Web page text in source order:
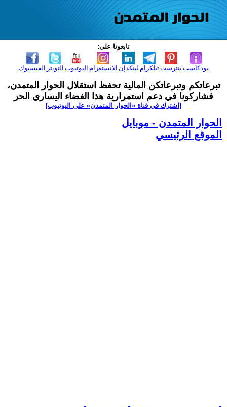
تابعونا على:
الفيسبوك التويتر اليوتيوب الانستغرام لينكدإن تيلكرامبنترست بودكاست
تبرعاتكم وتبرعاتكن المالية تحفظ استقلال الحوار المتمدن،
فشاركونا في دعم استمرارية هذا الفضاء اليساري الحر
[اشترك في قناة ‫«الحوار المتمدن» على اليوتيوب]
الحوار المتمدن - موبايل
الموقع الرئيسي